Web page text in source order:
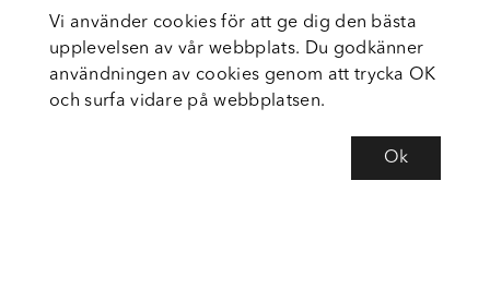
Vi använder cookies för att ge dig den bästa
upplevelsen av vår webbplats. Du godkänner
användningen av cookies genom att trycka OK
och surfa vidare på webbplatsen.
Ok